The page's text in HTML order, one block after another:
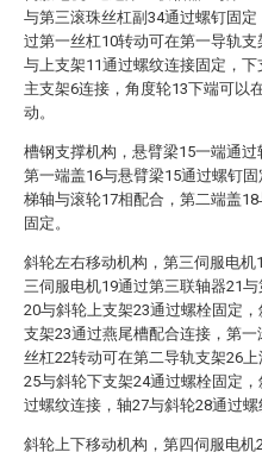
与第三滚珠丝杠副34通过螺钉固
过第一丝杠10转动可在第一导轨
与上支架11通过螺纹连接固定，
主支架6连接，角度轮13下端可以
动。
槽钢支撑机构，悬臂梁15一端通过
第一端盖16与悬臂梁15通过螺钉
梯轴与滚轮17相配合，第二端盖
固定。
斜轮左右移动机构，第三伺服电机
三伺服电机19通过第三联轴器21
20与斜轮上支架23通过螺栓固定
支架23通过燕尾槽配合连接，第
丝杠22转动可在第二导轨支架26
25与斜轮下支架24通过螺栓固定
过螺纹连接，轴27与斜轮28通过螺
斜轮上下移动机构，第四伺服电机